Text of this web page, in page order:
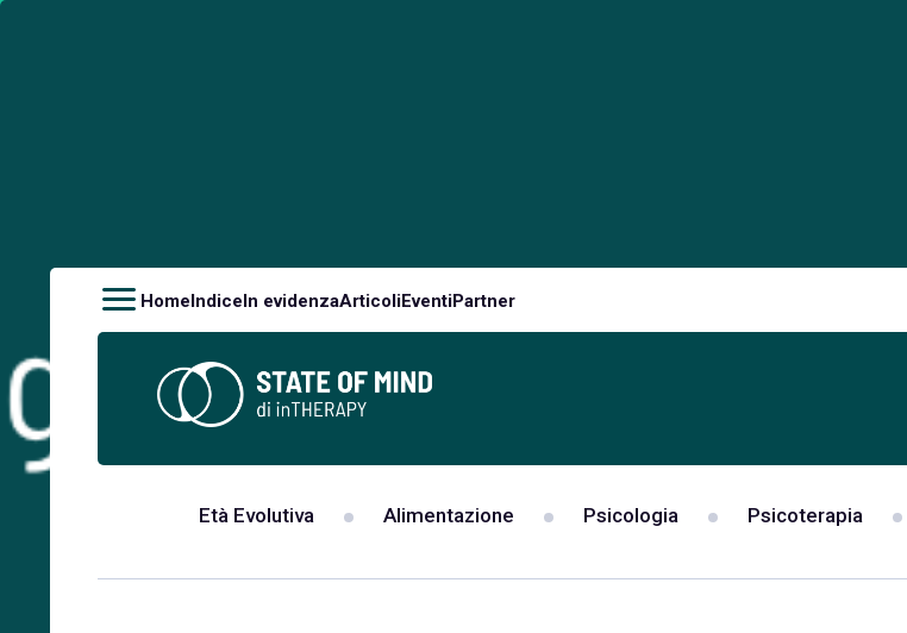
HomeIndiceIn evidenzaArticoliEventiPartner
Età Evolutiva Alimentazione Psicologia Psicoterapia